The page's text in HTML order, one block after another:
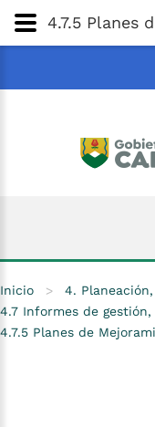
4.7.5 Planes
Inicio > 4.
4.7 Informes de
4.7.5 Planes de